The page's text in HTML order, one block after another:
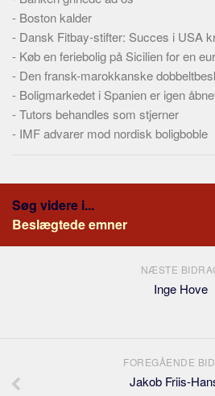
- Boston kalder
- Dansk Fitbay-stifter: Succes i USA
- Køb en feriebolig på Sicilien for en
- Den fransk-marokkanske
- Boligmarkedet i Spanien er igen
-Tutors behandles som stjerner
- IMF advarer mod nordisk boligboble
Søg videre i...
Beslægtede emner
NÆSTE
Inge Hove
FOREGÅENDE
Jakob Friis-